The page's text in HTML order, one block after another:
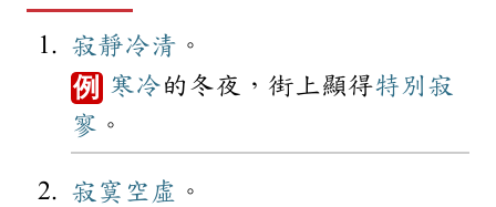
寂靜冷清 。
例 寒冷的冬夜，街上顯得特別寂
寥 。
寂寞 空虛 。